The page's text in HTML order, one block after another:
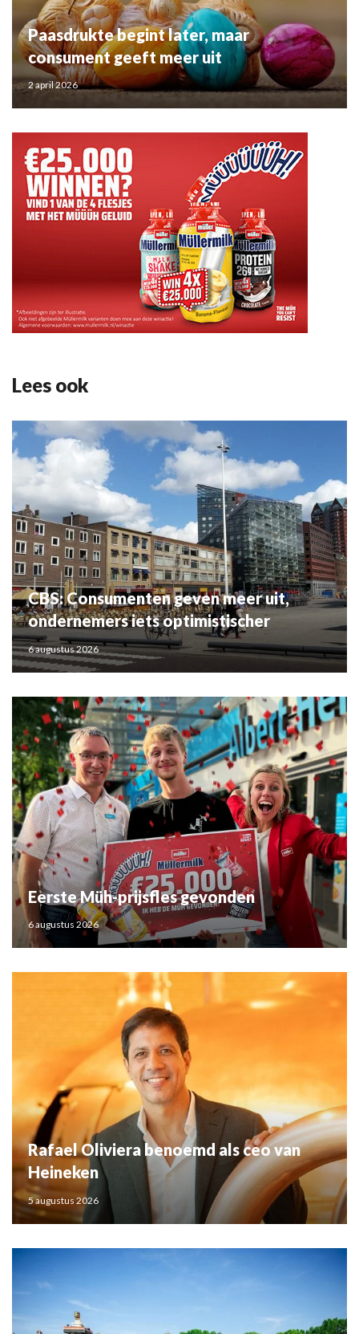
Paasdrukte begint later, maar
consument geeft meer uit
2 april 2026
Lees ook
CBS: Consumenten geven meer uit,
ondernemers iets optimistischer
6 augustus 2026
Eerste Müh-prijsfles gevonden
6 augustus 2026
Rafael Oliviera benoemd als ceo van
Heineken
5 augustus 2026